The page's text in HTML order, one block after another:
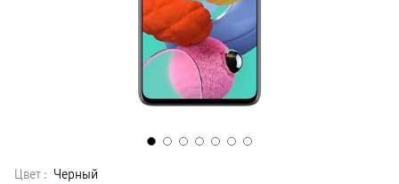
Цвет : Черный